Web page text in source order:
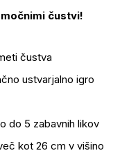
čustvi!
čustva
ustvarjalno igro
do 5 zabavnih likov
kot 26 cm v višino